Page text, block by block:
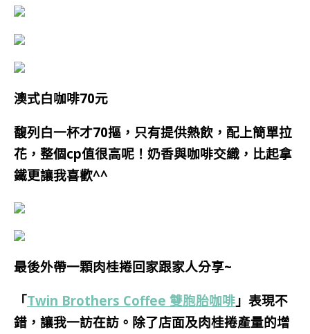
澳式白咖啡70元
馥列白一杯才70摳，只有提供熱飲，配上簡單拉
花，整個cp值很高呢！奶香與咖啡交織，比起拿
鐵更讓我喜歡^^
最後外帶一顆肉桂捲回家跟家人分享~
「Twin Brothers Coffee 雙胞胎咖啡 」表現不
錯，讓我一訪在訪。除了店面及肉桂捲產量的增